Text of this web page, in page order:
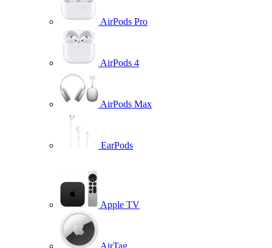
AirPods Pro
AirPods 4
AirPods Max
EarPods
Apple TV